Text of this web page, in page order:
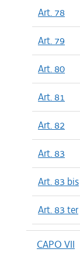
Art. 78
Art. 79
Art. 80
Art. 81
Art. 82
Art. 83
Art. 83 bis
Art. 83 ter
CAPO VII